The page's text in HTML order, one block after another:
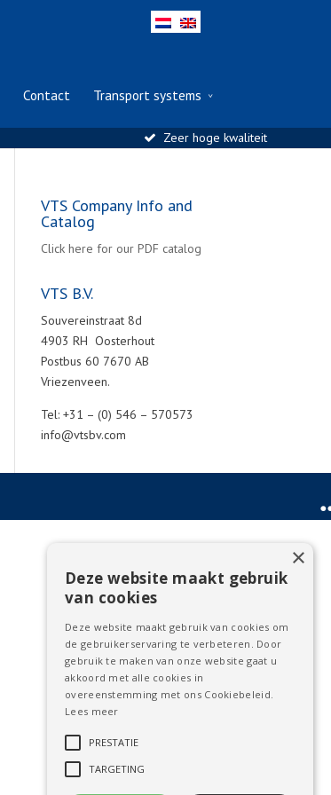
Contact Transport systems
Zeer hoge kwaliteit
VTS Company Info and
Catalog
Click here for our PDF catalog
VTS B.V.
Souvereinstraat 8d
4903 RH Oosterhout
Postbus 60 7670 AB
Vriezenveen.
Tel: +31 – (0) 546 – 570573
info@vtsbv.com
Deze website maakt gebruik
van cookies
Deze website maakt gebruik van cookies om
de gebruikerservaring te verbeteren. Door
gebruik te maken van onze website gaat u
akkoord met alle cookies in
overeenstemming met ons Cookiebeleid.
Lees meer
PRESTATIE
TARGETING
×